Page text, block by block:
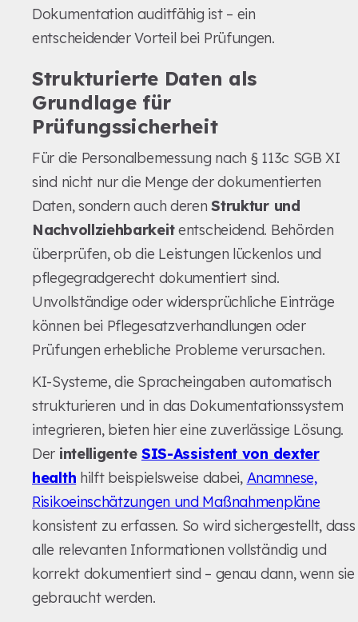
Dokumentation auditfähig ist – ein
entscheidender Vorteil bei Prüfungen.
Strukturierte Daten als
Grundlage für
Prüfungssicherheit
Für die Personalbemessung nach § 113c SGB XI
sind nicht nur die Menge der dokumentierten
Daten, sondern auch derenStruktur und
Nachvollziehbarkeitentscheidend. Behörden
überprüfen, ob die Leistungen lückenlos und
pflegegradgerecht dokumentiert sind.
Unvollständige oder widersprüchliche Einträge
können bei Pflegesatzverhandlungen oder
Prüfungen erhebliche Probleme verursachen.
KI-Systeme, die Spracheingaben automatisch
strukturieren und in das Dokumentationssystem
integrieren, bieten hier eine zuverlässige Lösung.
Der intelligente SIS-Assistent von dexter
health hilft beispielsweise dabei, Anamnese,
Risikoeinschätzungen und Maßnahmenpläne
konsistent zu erfassen. So wird sichergestellt, dass
alle relevanten Informationen vollständig und
korrekt dokumentiert sind – genau dann, wenn sie
gebraucht werden.